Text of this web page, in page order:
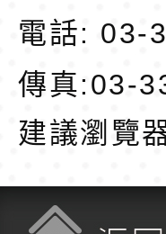
電話: 03-
傳真:03-
建議瀏覽